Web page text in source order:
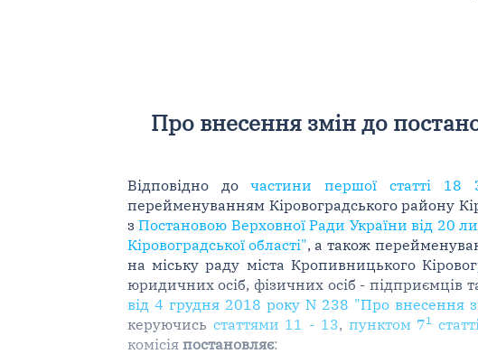
Про внесення змін до
Відповідно дочастини першої статті 18
перейменуванням Кіровоградського району
зПостановою Верховної Ради України від 20
Кіровоградської області", а також
на міську раду міста Кропивницького
юридичних осіб, фізичних осіб -
від 4 грудня 2018 року N 238 "Про внесення
керуючись статтями 11 - 13, пунктом 71
комісія постановляє: